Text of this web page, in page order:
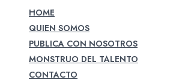
HOME
QUIEN SOMOS
PUBLICA CON NOSOTROS
MONSTRUO DEL TALENTO
CONTACTO